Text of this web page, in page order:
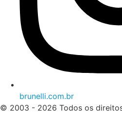
brunelli.com.br
© 2003 - 2026 Todos os